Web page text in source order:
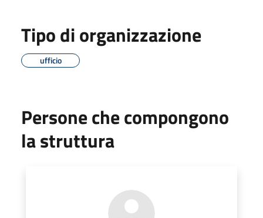
Tipo di organizzazione
ufficio
Persone che compongono
la struttura